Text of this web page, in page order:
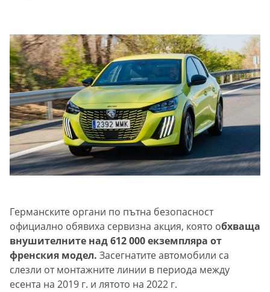
Германските органи по пътна безопасност
официално обявиха сервизна акция, която обхваща
внушителните над 612 000 екземпляра от
френския модел. Засегнатите автомобили са
слезли от монтажните линии в периода между
есента на 2019 г. и лятото на 2022 г.